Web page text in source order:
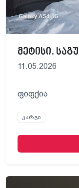
მეტისი.
11.05.2026
ფიფქია
კარგი